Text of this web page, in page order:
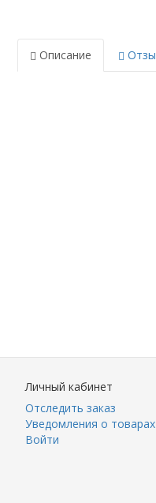
Описание
Личный кабинет
Отследить заказ
Уведомления о товарах
Войти